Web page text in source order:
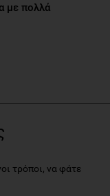
με πολλά
τρόποι, να φάτε